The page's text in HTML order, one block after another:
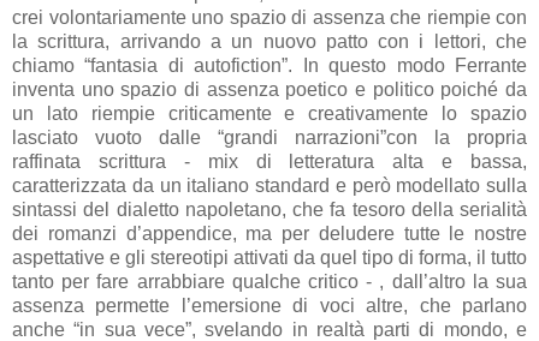
crei volontariamente uno spazio di assenza che riempie con
la scrittura, arrivando a un nuovo patto con i lettori, che
chiamo “fantasia di autofiction”. In questo modo Ferrante
inventa uno spazio di assenza poetico e politico poiché da
un lato riempie criticamente e creativamente lo spazio
lasciato vuoto dalle “grandi narrazioni”con la propria
raffinata scrittura - mix di letteratura alta e bassa,
caratterizzata da un italiano standard e però modellato sulla
sintassi del dialetto napoletano, che fa tesoro della serialità
dei romanzi d’appendice, ma per deludere tutte le nostre
aspettative e gli stereotipi attivati da quel tipo di forma, il tutto
tanto per fare arrabbiare qualche critico - , dall’altro la sua
assenza permette l’emersione di voci altre, che parlano
anche “in sua vece”, svelando in realtà parti di mondo, e